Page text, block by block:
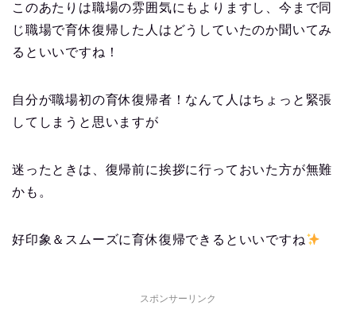
このあたりは職場の雰囲気にもよりますし、今まで同
じ職場で育休復帰した人はどうしていたのか聞いてみ
るといいですね！
自分が職場初の育休復帰者！なんて人はちょっと緊張
してしまうと思いますが
迷ったときは、復帰前に挨拶に行っておいた方が無難
かも。
好印象＆スムーズに育休復帰できるといいですね
スポンサーリンク